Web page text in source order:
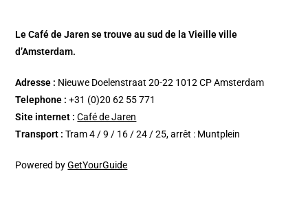
Le Café de Jaren se trouve au sud de la Vieille ville
d’Amsterdam.
Adresse : Nieuwe Doelenstraat 20-22 1012 CP Amsterdam
Telephone : +31 (0)20 62 55 771
Site internet :Café de Jaren
Transport : Tram 4 / 9 / 16 / 24 / 25, arrêt : Muntplein
Powered byGetYourGuide